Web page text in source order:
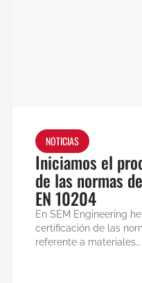
NOTICIAS
Iniciamos el
de las normas
EN 10204
En SEM Engineering
certificación de las
referente a materiales…